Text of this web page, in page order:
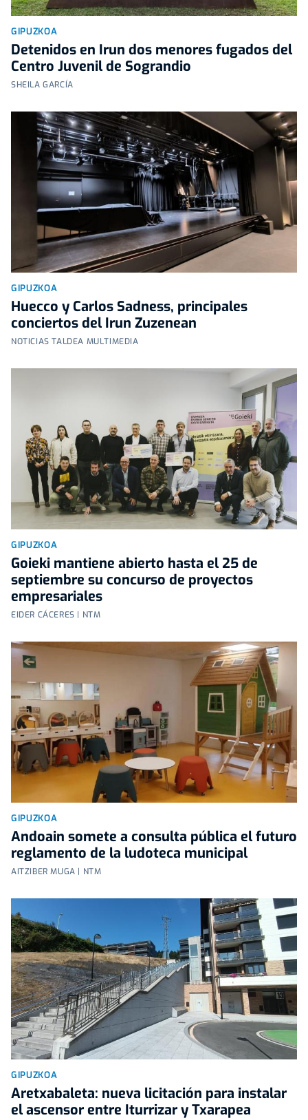
GIPUZKOA
Detenidos en Irun dos menores fugados del
Centro Juvenil de Sograndio
SHEILA GARCÍA
GIPUZKOA
Huecco y Carlos Sadness, principales
conciertos del Irun Zuzenean
NOTICIAS TALDEA MULTIMEDIA
GIPUZKOA
Goieki mantiene abierto hasta el 25 de
septiembre su concurso de proyectos
empresariales
EIDER CÁCERES | NTM
GIPUZKOA
Andoain somete a consulta pública el futuro
reglamento de la ludoteca municipal
AITZIBER MUGA | NTM
GIPUZKOA
Aretxabaleta: nueva licitación para instalar
el ascensor entre Iturrizar y Txarapea